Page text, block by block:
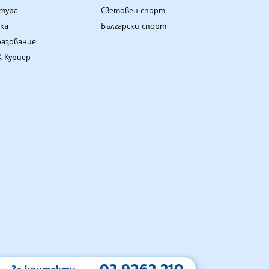
Куриер
Световен спорт
Български спорт